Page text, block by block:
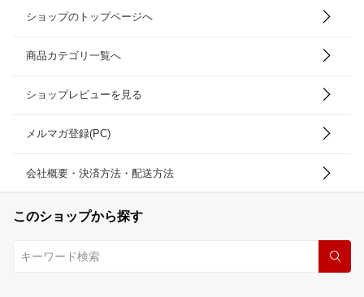
ショップのトップページへ
商品カテゴリ一覧へ
ショップレビューを見る
メルマガ登録(PC)
会社概要・決済方法・配送方法
このショップから探す